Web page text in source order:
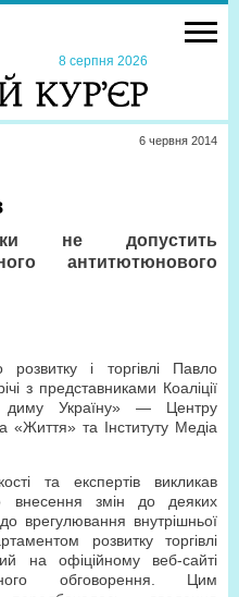
8 серпня 2026
6 червня 2014
не допустить
антитютюнового
і торгівлі Павло
з представниками Коаліції
диму Україну» — Центру
«Життя» та Інституту Медіа
та експертів викликав
внесення змін до деяких
врегулювання внутрішньої
розвитку торгівлі
на офіційному веб-сайті
обговорення. Цим